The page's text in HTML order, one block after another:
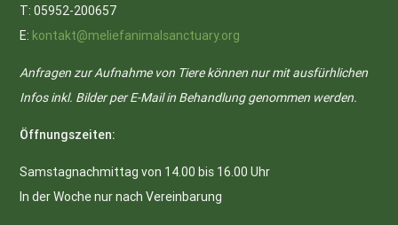
T: 05952-200657
E: kontakt@meliefanimalsanctuary.org
Anfragen zur Aufnahme von Tiere können nur mit ausfürhlichen
Infos inkl. Bilder per E-Mail in Behandlung genommen werden.
Öffnungszeiten:
Samstagnachmittag von 14.00 bis 16.00 Uhr
In der Woche nur nach Vereinbarung